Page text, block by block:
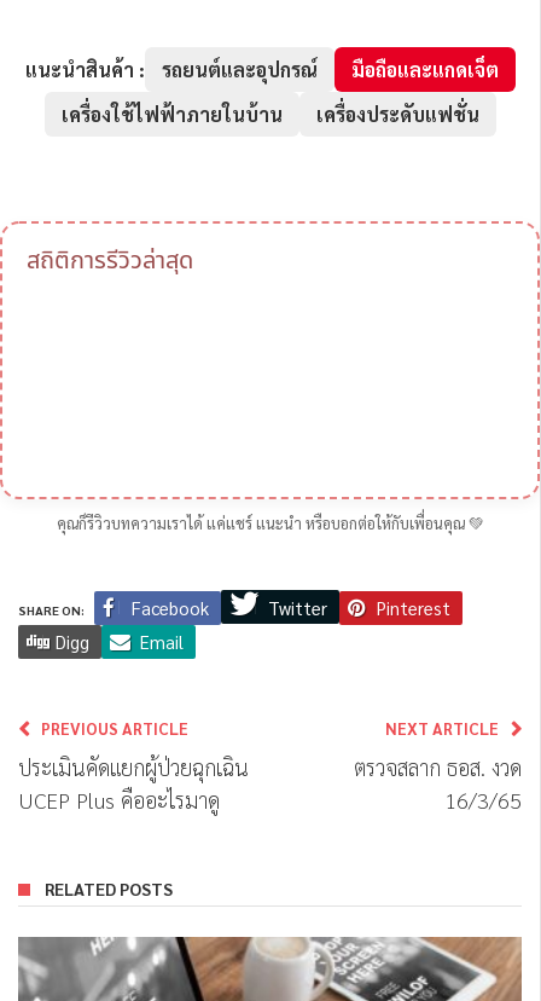
แนะนำสินค้า : รถยนต์และอุปกรณ์
มือถือและแกดเจ็ต
เครื่องใช้ไฟฟ้าภายในบ้าน
เครื่องประดับแฟชั่น
สถิติการรีวิวล่าสุด
คุณก็รีวิวบทความเราได้ แค่แชร์ แนะนำ หรือบอกต่อให้กับเพื่อนคุณ 💚
SHARE ON: Facebook Twitter
Pinterest
Digg
Email
PREVIOUS ARTICLE
ประเมินคัดแยกผู้ป่วยฉุกเฉิน
UCEP Plus คืออะไรมาดู
NEXT ARTICLE
ตรวจสลาก ธอส. งวด
16/3/65
RELATED POSTS